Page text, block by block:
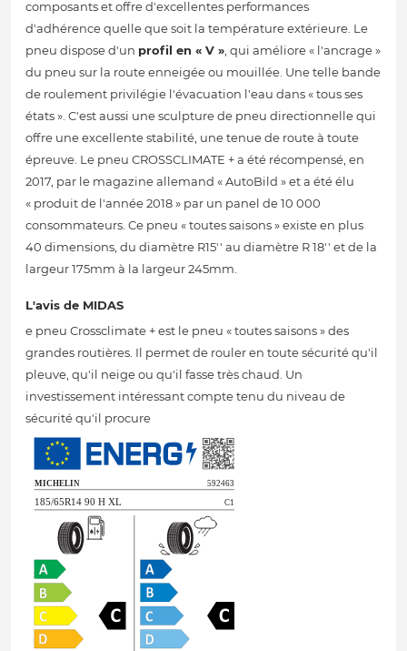
composants et offre d'excellentes performances
d'adhérence quelle que soit la température extérieure. Le
pneu dispose d'un profil en « V », qui améliore « l'ancrage »
du pneu sur la route enneigée ou mouillée. Une telle bande
de roulement privilégie l'évacuation l'eau dans « tous ses
états ». C'est aussi une sculpture de pneu directionnelle qui
offre une excellente stabilité, une tenue de route à toute
épreuve. Le pneu CROSSCLIMATE + a été récompensé, en
2017, par le magazine allemand « AutoBild » et a été élu
« produit de l'année 2018 » par un panel de 10 000
consommateurs. Ce pneu « toutes saisons » existe en plus
40 dimensions, du diamètre R15'' au diamètre R 18'' et de la
largeur 175mm à la largeur 245mm.
L'avis de MIDAS
e pneu Crossclimate + est le pneu « toutes saisons » des
grandes routières. Il permet de rouler en toute sécurité qu'il
pleuve, qu'il neige ou qu'il fasse très chaud. Un
investissement intéressant compte tenu du niveau de
sécurité qu'il procure